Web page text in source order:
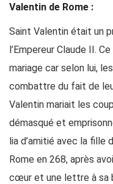
Valentin de Rome :
Saint Valentin était un
l’Empereur Claude II.
mariage car selon lui,
combattre du fait de
Valentin mariait les
démasqué et
lia d’amitié avec la fille
Rome en 268, après
cœur et une lettre à sa